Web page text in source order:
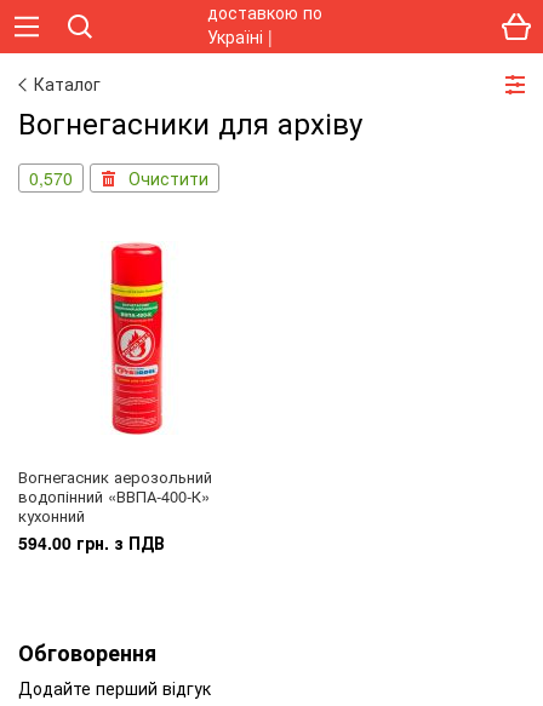
Каталог
Вогнегасники для архіву
0,570 Очистити
Вогнегасник аерозольний
водопінний «ВВПА-400-К»
кухонний
594.00 грн. з ПДВ
Обговорення
Додайте перший відгук